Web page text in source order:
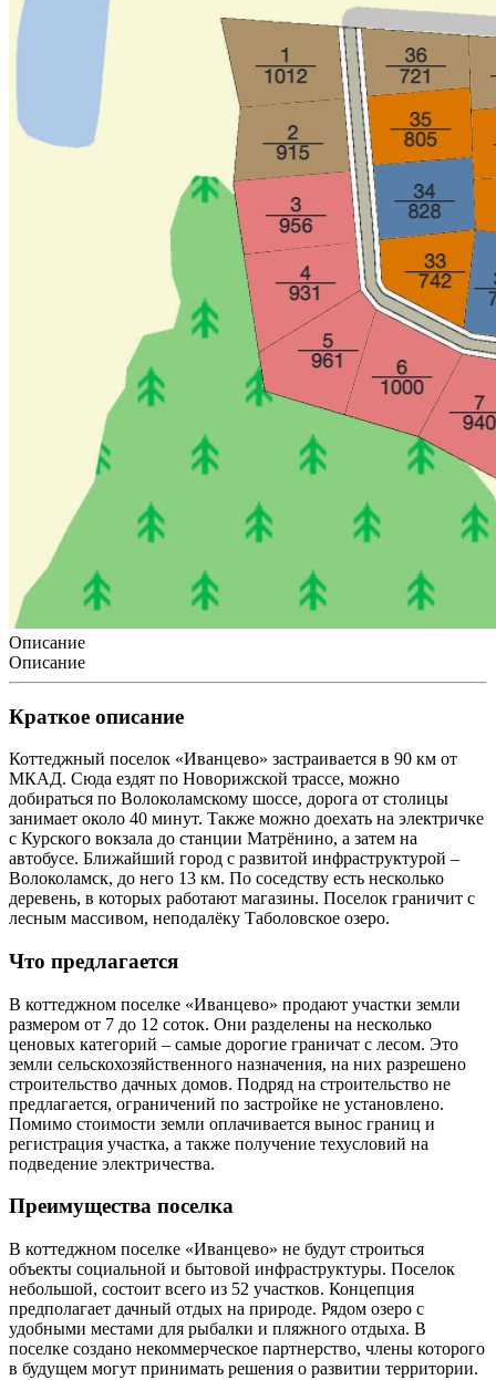
Описание
Описание
Краткое описание
Коттеджный поселок «Иванцево» застраивается в 90 км от
МКАД. Сюда ездят по Новорижской трассе, можно
добираться по Волоколамскому шоссе, дорога от столицы
занимает около 40 минут. Также можно доехать на электричке
с Курского вокзала до станции Матрёнино, а затем на
автобусе. Ближайший город с развитой инфраструктурой –
Волоколамск, до него 13 км. По соседству есть несколько
деревень, в которых работают магазины. Поселок граничит с
лесным массивом, неподалёку Таболовское озеро.
Что предлагается
В коттеджном поселке «Иванцево» продают участки земли
размером от 7 до 12 соток. Они разделены на несколько
ценовых категорий – самые дорогие граничат с лесом. Это
земли сельскохозяйственного назначения, на них разрешено
строительство дачных домов. Подряд на строительство не
предлагается, ограничений по застройке не установлено.
Помимо стоимости земли оплачивается вынос границ и
регистрация участка, а также получение техусловий на
подведение электричества.
Преимущества поселка
В коттеджном поселке «Иванцево» не будут строиться
объекты социальной и бытовой инфраструктуры. Поселок
небольшой, состоит всего из 52 участков. Концепция
предполагает дачный отдых на природе. Рядом озеро с
удобными местами для рыбалки и пляжного отдыха. В
поселке создано некоммерческое партнерство, члены которого
в будущем могут принимать решения о развитии территории.